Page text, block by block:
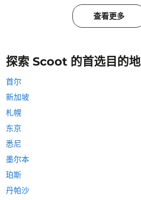
查看更多
探索 Scoot 的首选目的地
首尔
新加坡
札幌
东京
悉尼
墨尔本
珀斯
丹帕沙